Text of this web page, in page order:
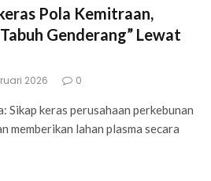
Pola Kemitraan,
Genderang” Lewat
2026 0
Sikap keras perusahaan perkebunan
memberikan lahan plasma secara